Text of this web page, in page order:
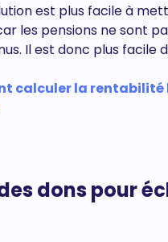
est plus facile à
les pensions ne sont
Il est donc plus facile
calculer la rentabilité
dons pour